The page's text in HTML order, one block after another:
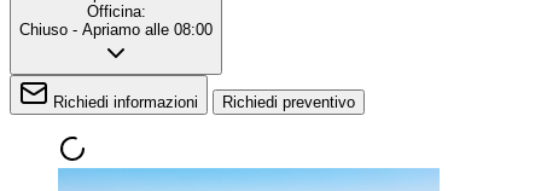
Officina:
Chiuso - Apriamo alle 08:00
Richiedi informazioni Richiedi preventivo